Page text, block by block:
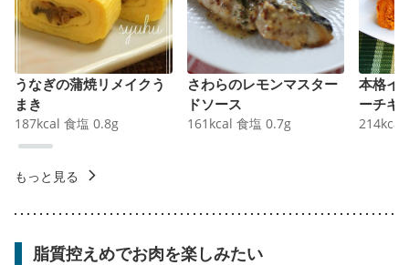
うなぎの蒲焼リメイクう
まき
187kcal 食塩 0.8g
さわらのレモンマスター
ドソース
161 kcal 食塩 0.7g
本格イ
ーチキ
214kcal
もっと見る
脂質控えめでお肉を楽しみたい